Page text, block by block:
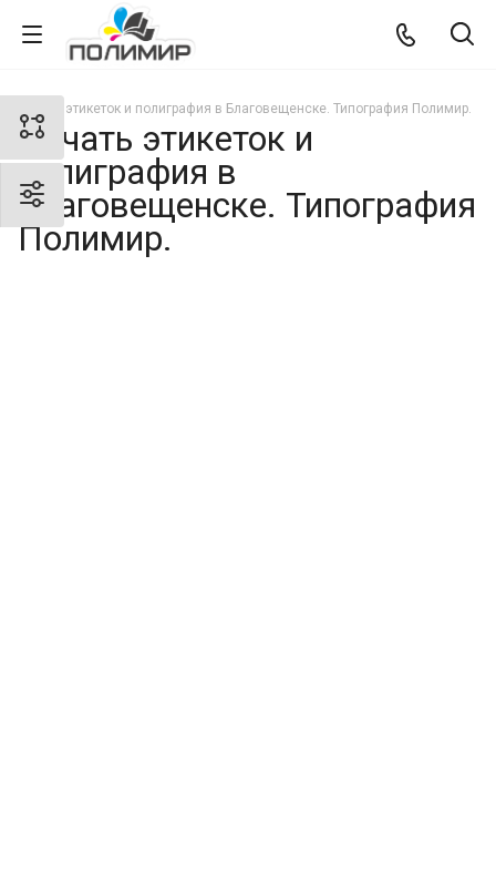
Печать этикеток и полиграфия в Благовещенске. Типография Полимир.
Печать этикеток и
полиграфия в
Благовещенске. Типография
Полимир.